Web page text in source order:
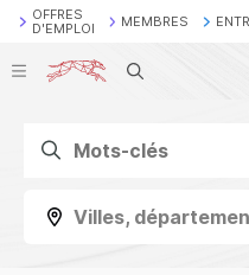
OFFRES
D'EMPLOI
MEMBRES
Recherche
Villes,